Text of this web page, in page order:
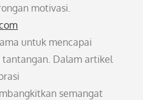
motivasi.
untuk mencapai
Dalam artikel
semangat